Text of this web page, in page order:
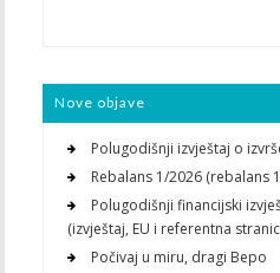
Nove objave
Polugodišnji izvještaj o
Rebalans 1/2026 (rebalans
Polugodišnji financijski
(izvještaj, EU i referentna
Počivaj u miru, dragi Bepo